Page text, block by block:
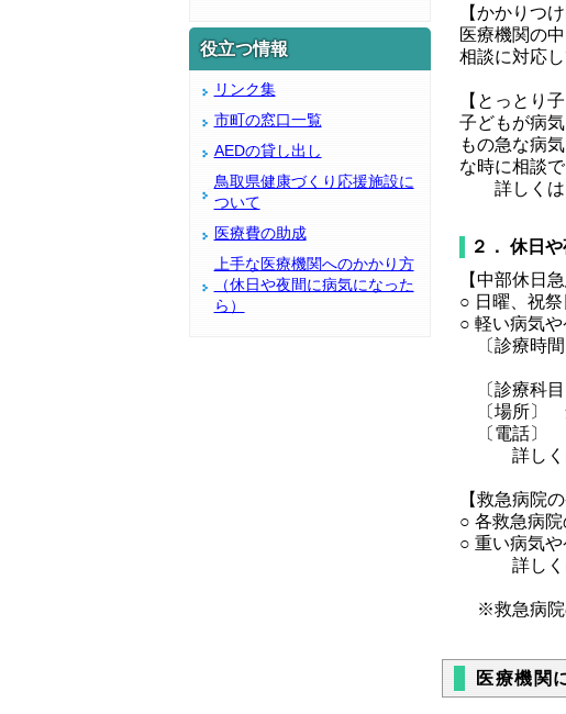
役立つ情報
リンク集
市町の窓口一覧
AEDの貸し出し
鳥取県健康づくり応援施設に
ついて
医療費の助成
上手な医療機関へのかかり方
（休日や夜間に病気になった
ら）
【かかりつ
医療機関の
相談に対応
【とっとり
子どもが病
もの急な病
な時に相談
詳しくは
２． 休日
【中部休日
○ 日曜、祝
○ 軽い病気
〔診療時間
午前
〔診療科
〔場所〕
〔電話〕
詳しく
【救急病院
○ 各救急病院
○ 重い病気や
詳しく
※救急病院
医療機関